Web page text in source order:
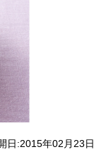
日:2015年02月23日